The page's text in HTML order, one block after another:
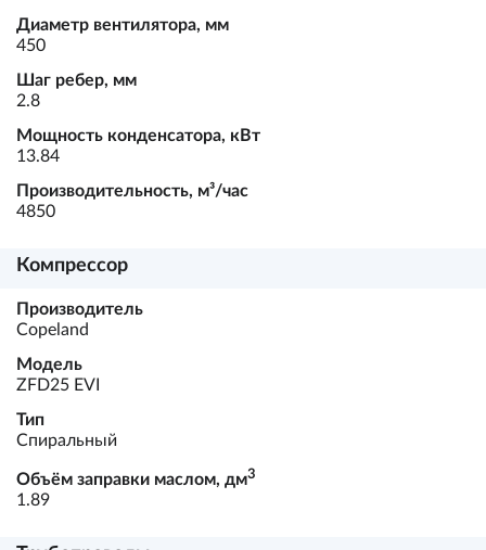
Диаметр вентилятора, мм
450
Шаг ребер, мм
2.8
Мощность конденсатора, кВт
13.84
Производительность, м³/час
4850
Компрессор
Производитель
Copeland
Модель
ZFD25 EVI
Тип
Спиральный
Объём заправки маслом, дм3
1.89